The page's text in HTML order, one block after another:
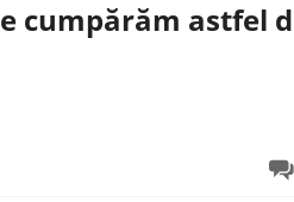
cumpărăm astfel